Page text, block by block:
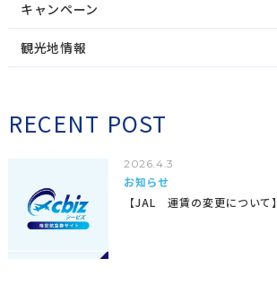
キャンペーン
観光地情報
RECENT POST
2026.4.3
お知らせ
【JAL 運賃の変更について】